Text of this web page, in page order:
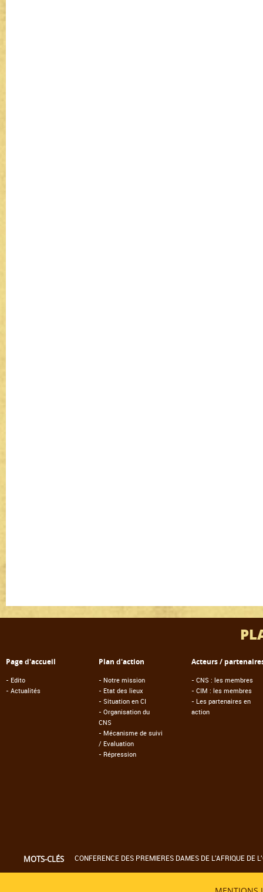
Page d'accueil
- Edito
- Actualités
Plan d'action
- Notre mission
- Etat des lieux
- Situation en CI
- Organisation du
CNS
- Mécanisme de suivi
/ Evaluation
- Répression
Acteurs /
- CNS : les membres
- CIM : les membres
- Les partenaires en
action
MOTS-CLÉS CONFERENCE DES PREMIERES DAMES DE L'AFRIQUE DE